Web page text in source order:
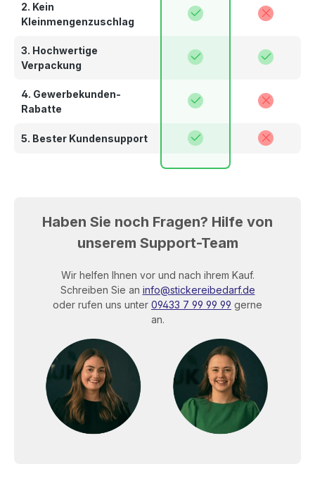
2. Kein
Kleinmengenzuschlag
3. Hochwertige
Verpackung
4. Gewerbekunden-
Rabatte
5. Bester Kundensupport
Haben Sie noch Fragen? Hilfe von
unserem Support-Team
Wir helfen Ihnen vor und nach ihrem Kauf.
Schreiben Sie an info@stickereibedarf.de
oder rufen uns unter 09433 7 99 99 99 gerne
an.